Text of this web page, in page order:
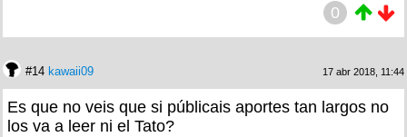
0
#14 kawaii09 17 abr 2018, 11:44
Es que no veis que si públicais aportes tan largos no
los va a leer ni el Tato?